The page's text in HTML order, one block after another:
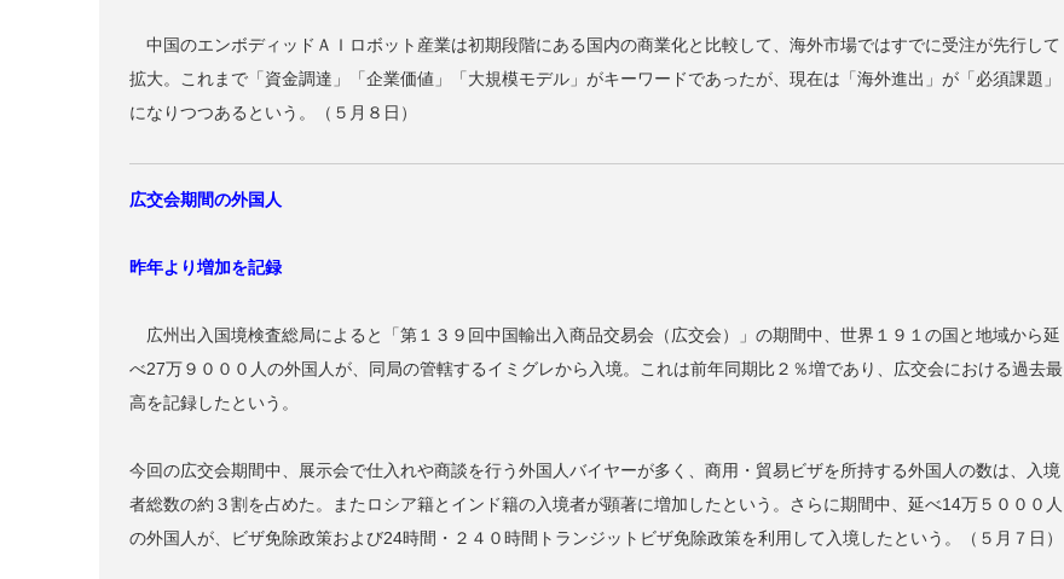
中国のエンボディッドＡＩロボット産業は初期段階にある国内の商業化と比較して、海外市場ではすでに受注が先行して
拡大。これまで「資金調達」「企業価値」「大規模モデル」がキーワードであったが、現在は「海外進出」が「必須課題」
になりつつあるという。（５月８日）
広交会期間の外国人
昨年より増加を記録
広州出入国境検査総局によると「第１３９回中国輸出入商品交易会（広交会）」の期間中、世界１９１の国と地域から延
べ27万９０００人の外国人が、同局の管轄するイミグレから入境。これは前年同期比２％増であり、広交会における過去最
高を記録したという。
今回の広交会期間中、展示会で仕入れや商談を行う外国人バイヤーが多く、商用・貿易ビザを所持する外国人の数は、入境
者総数の約３割を占めた。またロシア籍とインド籍の入境者が顕著に増加したという。さらに期間中、延べ14万５０００人
の外国人が、ビザ免除政策および24時間・２４０時間トランジットビザ免除政策を利用して入境したという。（５月７日）